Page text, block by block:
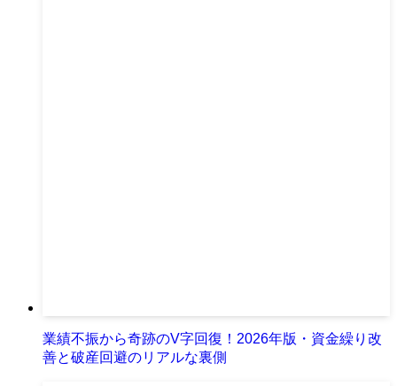
業績不振から奇跡のV字回復！2026年版・資金繰り改
善と破産回避のリアルな裏側